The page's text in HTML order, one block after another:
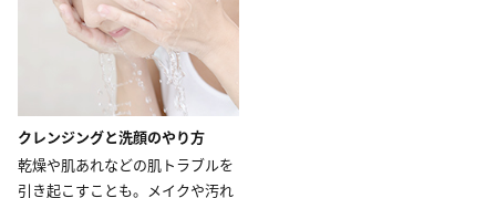
クレンジングと洗顔のやり方
乾燥や肌あれなどの肌トラブルを
引き起こすことも。メイクや汚れ